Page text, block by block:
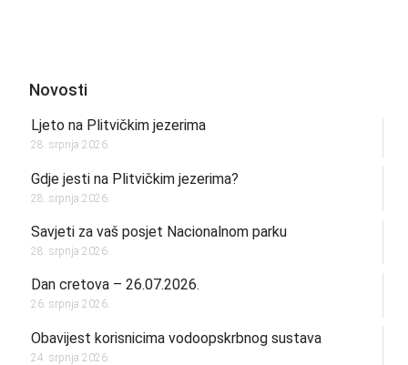
Novosti
Ljeto na Plitvičkim jezerima
28. srpnja 2026.
Gdje jesti na Plitvičkim jezerima?
28. srpnja 2026.
Savjeti za vaš posjet Nacionalnom parku
28. srpnja 2026.
Dan cretova – 26.07.2026.
26. srpnja 2026.
Obavijest korisnicima vodoopskrbnog sustava
24. srpnja 2026.